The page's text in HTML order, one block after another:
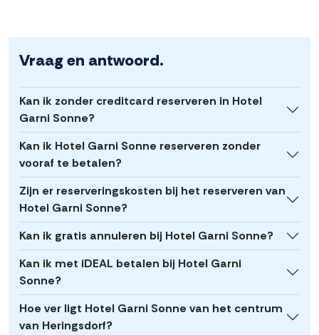
Vraag en antwoord.
Kan ik zonder creditcard reserveren in Hotel
Garni Sonne?
Kan ik Hotel Garni Sonne reserveren zonder
vooraf te betalen?
Zijn er reserveringskosten bij het reserveren van
Hotel Garni Sonne?
Kan ik gratis annuleren bij Hotel Garni Sonne?
Kan ik met iDEAL betalen bij Hotel Garni
Sonne?
Hoe ver ligt Hotel Garni Sonne van het centrum
van Heringsdorf?